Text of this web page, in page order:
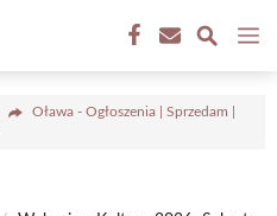
Oława - Ogłoszenia | Sprzedam |